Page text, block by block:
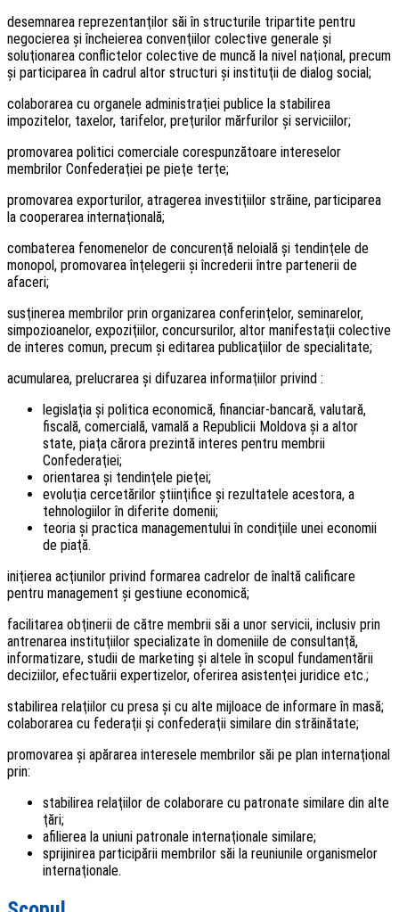
desemnarea reprezentanţilor săi în structurile tripartite pentru
negocierea şi încheierea convenţiilor colective generale şi
soluţionarea conflictelor colective de muncă la nivel naţional, precum
şi participarea în cadrul altor structuri şi instituţii de dialog social;
colaborarea cu organele administraţiei publice la stabilirea
impozitelor, taxelor, tarifelor, preţurilor mărfurilor şi serviciilor;
promovarea politici comerciale corespunzătoare intereselor
membrilor Confederaţiei pe pieţe terţe;
promovarea exporturilor, atragerea investiţiilor străine, participarea
la cooperarea internaţională;
combaterea fenomenelor de concurenţă neloială şi tendinţele de
monopol, promovarea înţelegerii şi încrederii între partenerii de
afaceri;
susţinerea membrilor prin organizarea conferinţelor, seminarelor,
simpozioanelor, expoziţiilor, concursurilor, altor manifestaţii colective
de interes comun, precum şi editarea publicaţiilor de specialitate;
acumularea, prelucrarea şi difuzarea informaţiilor privind :
legislaţia şi politica economică, financiar-bancară, valutară,
fiscală, comercială, vamală a Republicii Moldova şi a altor
state, piaţa cărora prezintă interes pentru membrii
Confederaţiei;
orientarea şi tendinţele pieţei;
evoluţia cercetărilor ştiinţifice şi rezultatele acestora, a
tehnologiilor în diferite domenii;
teoria şi practica managementului în condiţiile unei economii
de piaţă.
iniţierea acţiunilor privind formarea cadrelor de înaltă calificare
pentru management şi gestiune economică;
facilitarea obţinerii de către membrii săi a unor servicii, inclusiv prin
antrenarea instituţiilor specializate în domeniile de consultanţă,
informatizare, studii de marketing şi altele în scopul fundamentării
deciziilor, efectuării expertizelor, oferirea asistenţei juridice etc.;
stabilirea relaţiilor cu presa şi cu alte mijloace de informare în masă;
colaborarea cu federaţii şi confederaţii similare din străinătate;
promovarea şi apărarea interesele membrilor săi pe plan internaţional
prin:
stabilirea relaţiilor de colaborare cu patronate similare din alte
ţări;
afilierea la uniuni patronale internaţionale similare;
sprijinirea participării membrilor săi la reuniunile organismelor
internaţionale.